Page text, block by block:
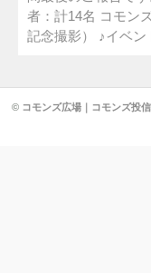
者：計14名 コモン
記念撮影） ♪イベ
© コモンズ広場｜コモンズ投